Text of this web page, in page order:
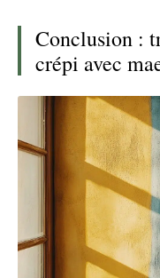
Conclusion :
crépi avec